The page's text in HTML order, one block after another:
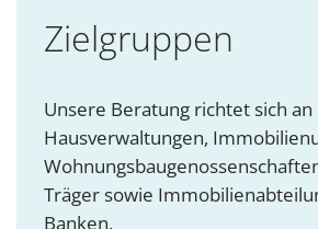
Zielgruppen
Unsere Beratung richtet sich an
Hausverwaltungen,
Träger sowie
Banken.